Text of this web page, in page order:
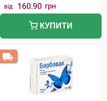
від 160.90 грн
КУПИТИ